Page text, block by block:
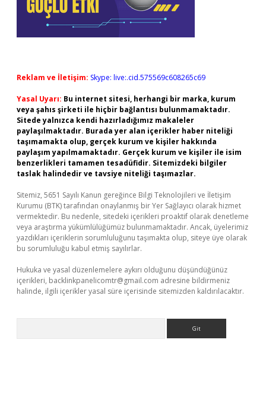
Reklam ve İletişim: Skype: live:.cid.575569c608265c69
Yasal Uyarı: Bu internet sitesi, herhangi bir marka, kurum
veya şahıs şirketi ile hiçbir bağlantısı bulunmamaktadır.
Sitede yalnızca kendi hazırladığımız makaleler
paylaşılmaktadır. Burada yer alan içerikler haber niteliği
taşımamakta olup, gerçek kurum ve kişiler hakkında
paylaşım yapılmamaktadır. Gerçek kurum ve kişiler ile isim
benzerlikleri tamamen tesadüfidir. Sitemizdeki bilgiler
taslak halindedir ve tavsiye niteliği taşımazlar.
Sitemiz, 5651 Sayılı Kanun gereğince Bilgi Teknolojileri ve İletişim
Kurumu (BTK) tarafından onaylanmış bir Yer Sağlayıcı olarak hizmet
vermektedir. Bu nedenle, sitedeki içerikleri proaktif olarak denetleme
veya araştırma yükümlülüğümüz bulunmamaktadır. Ancak, üyelerimiz
yazdıkları içeriklerin sorumluluğunu taşımakta olup, siteye üye olarak
bu sorumluluğu kabul etmiş sayılırlar.
Hukuka ve yasal düzenlemelere aykırı olduğunu düşündüğünüz
içerikleri, backlinkpanelicomtr@gmail.com adresine bildirmeniz
halinde, ilgili içerikler yasal süre içerisinde sitemizden kaldırılacaktır.